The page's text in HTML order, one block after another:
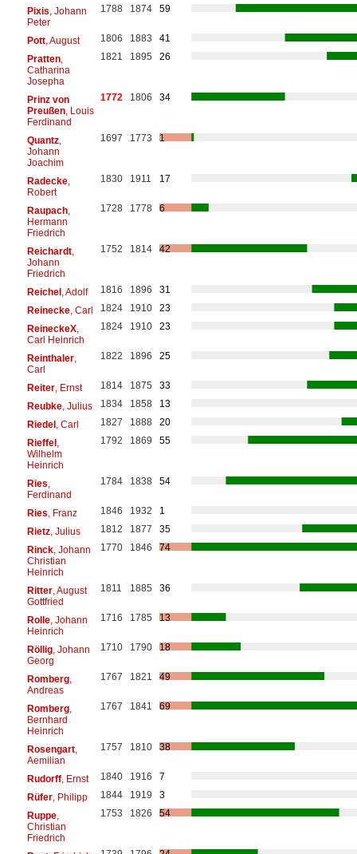
Pixis , Johann
Peter
1788 1874 59
Pott, August 1806 1883
41
Pratten,
Catharina
Josepha
1821 1895 26
Prinz von
Preußen, Louis
Ferdinand
1772 1806 34
Quantz,
Johann
Joachim
1697 1773 1
Radecke,
Robert
1830 1911 17
Raupach,
Hermann
Friedrich
1728 1778 6
Reichardt,
Johann
Friedrich
1752 1814 42
Reichel, Adolf 1816 1896
31
Reinecke, Carl 1824 1910
23
ReineckeX,
Carl Heinrich
1824 1910 23
Reinthaler,
Carl
1822 1896 25
Reiter, Ernst 1814 1875
33
Reubke, Julius 1834 1858
13
Riedel, Carl 1827 1888
20
Rieffel,
Wilhelm
Heinrich
1792 1869 55
Ries
Ferdinand
1784 1838 54
Ries , Franz 1846 1932
1
Rietz, Julius 1812 1877
35
Rinck, Johann
Christian
Heinrich
1770 1846 74
Ritter, August
Gottfried
1811 1885 36
Rolle, Johann
Heinrich
1716 1785 13
Röllig, Johann
Georg
1710 1790 18
Romberg,
Andreas
1767 1821 49
Romberg,
Bernhard
Heinrich
1767 1841 69
Rosengart,
Aemilian
1757 1810 38
Rudorff, Ernst 1840 1916
7
Rüfer, Philipp 1844 1919
3
Ruppe,
Christian
Friedrich
1753 1826 54